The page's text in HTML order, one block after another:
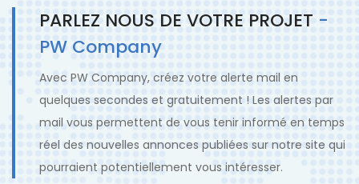
PARLEZ NOUS DE VOTRE PROJET -
PW Company
Avec PW Company, créez votre alerte mail en
quelques secondes et gratuitement ! Les alertes par
mail vous permettent de vous tenir informé en temps
réel des nouvelles annonces publiées sur notre site qui
pourraient potentiellement vous intéresser.